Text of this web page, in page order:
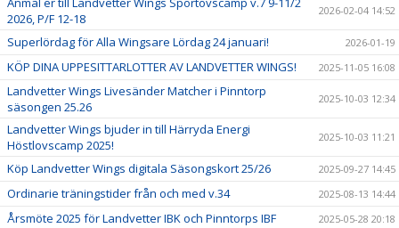
2026, P/F 12-18
2026-02-04 14:52
Superlördag för Alla Wingsare Lördag 24 januari! 2026-01-19
KÖP DINA UPPESITTARLOTTER AV LANDVETTER WINGS! 2025-11-05 16:08
Landvetter Wings Livesänder Matcher i Pinntorp
säsongen 25.26
2025-10-03 12:34
Landvetter Wings bjuder in till Härryda Energi
Höstlovscamp 2025!
2025-10-03 11:21
Köp Landvetter Wings digitala Säsongskort 25/26 2025-09-27 14:45
Ordinarie träningstider från och med v.34 2025-08-13 14:44
Årsmöte 2025 för Landvetter IBK och Pinntorps IBF 2025-05-28 20:18